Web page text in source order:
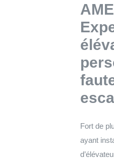
Fort de
ayant